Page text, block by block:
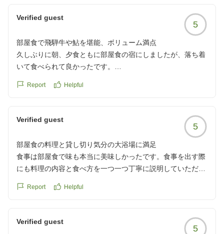
Verified guest
5
部屋食で飛騨牛や鮎を堪能、ボリューム満点
久しぶりに朝、夕食ともに部屋食の宿にしましたが、落ち着
いて食べられて良かったです。
かったです。
Report Helpful
Verified guest
5
部屋食の料理と貸し切り気分の大浴場に満足
食事は部屋食で味も本当に美味しかったです。食事を出す際
にも料理の内容と食べ方を一つ一つ丁寧に説明していただき
も貸し切りに近いゆっくりできるお風呂でした。
Report Helpful
Verified guest
5